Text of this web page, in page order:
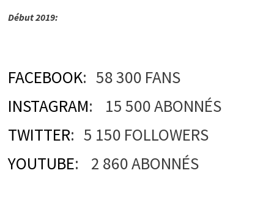
Début 2019:
FACEBOOK: 58 300 FANS
INSTAGRAM: 15 500 ABONNÉS
TWITTER: 5 150 FOLLOWERS
YOUTUBE: 2 860 ABONNÉS